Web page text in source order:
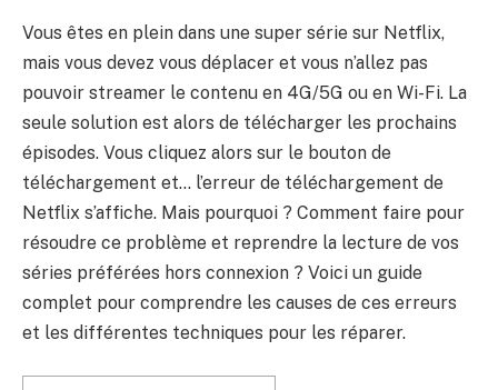
Vous êtes en plein dans une super série sur Netflix,
mais vous devez vous déplacer et vous n’allez pas
pouvoir streamer le contenu en 4G/5G ou en Wi-Fi. La
seule solution est alors de télécharger les prochains
épisodes. Vous cliquez alors sur le bouton de
téléchargement et… l’erreur de téléchargement de
Netflix s’affiche. Mais pourquoi ? Comment faire pour
résoudre ce problème et reprendre la lecture de vos
séries préférées hors connexion ? Voici un guide
complet pour comprendre les causes de ces erreurs
et les différentes techniques pour les réparer.